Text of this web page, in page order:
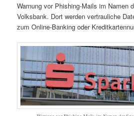
Warnung vor Phishing-Mails im Namen
Volksbank. Dort werden vertrauliche
zum Online-Banking oder